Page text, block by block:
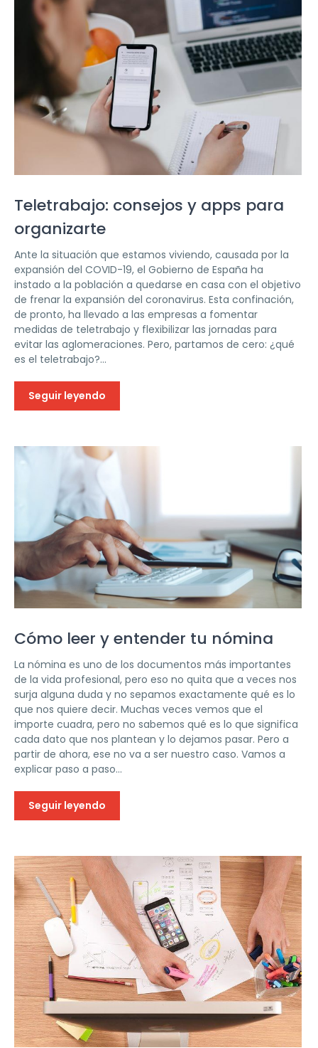
Teletrabajo: consejos y apps para
organizarte
Ante la situación que estamos viviendo, causada por la
expansión del COVID-19, el Gobierno de España ha
instado a la población a quedarse en casa con el objetivo
de frenar la expansión del coronavirus. Esta confinación,
de pronto, ha llevado a las empresas a fomentar
medidas de teletrabajo y flexibilizar las jornadas para
evitar las aglomeraciones. Pero, partamos de cero: ¿qué
es el teletrabajo?...
Seguir leyendo
Cómo leer y entender tu nómina
La nómina es uno de los documentos más importantes
de la vida profesional, pero eso no quita que a veces nos
surja alguna duda y no sepamos exactamente qué es lo
que nos quiere decir. Muchas veces vemos que el
importe cuadra, pero no sabemos qué es lo que significa
cada dato que nos plantean y lo dejamos pasar. Pero a
partir de ahora, ese no va a ser nuestro caso. Vamos a
explicar paso a paso...
Seguir leyendo